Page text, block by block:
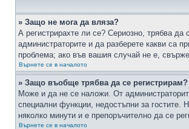
» Защо не мога да вляза?
А регистрирахте ли се? Сериозно, трябва
администраторите и да разберете какви са
проблема; ако във вашия случай не е,
Върнете се в началото
» Защо въобще трябва да се регистрирам?
Може и да не се наложи. От
специални функции, недостъпни за гостите.
няколко минути и е препоръчително да се
Върнете се в началото